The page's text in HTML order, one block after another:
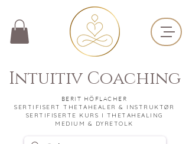
Intuitiv Coaching
BERIT HÖFLACHER
SERTIFISERT THETAHEALER & INSTRUKTØR
SERTIFISERTE KURS I THETAHEALING
MEDIUM & DYRETOLK